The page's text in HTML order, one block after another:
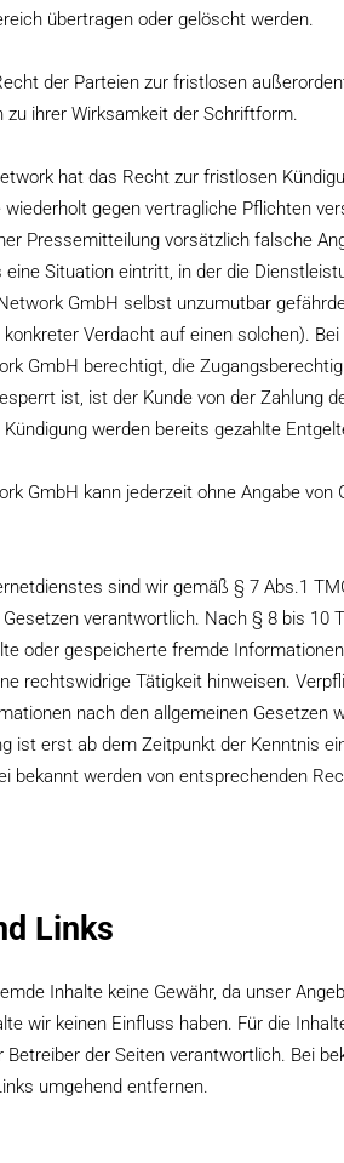
übertragen oder gelöscht werden.
der Parteien zur fristlosen
zu ihrer Wirksamkeit der Schriftform.
hat das Recht zur fristlosen
wiederholt gegen vertragliche Pflichten
Pressemitteilung vorsätzlich falsche
Situation eintritt, in der die
GmbH selbst unzumutbar
Verdacht auf einen solchen).
GmbH berechtigt, die
ist, ist der Kunde von der Zahlung
werden bereits gezahlte
GmbH kann jederzeit ohne Angabe von
sind wir gemäß § 7 Abs.1
verantwortlich. Nach § 8 bis 10
oder gespeicherte fremde
rechtswidrige Tätigkeit hinweisen.
nach den allgemeinen Gesetzen
ist erst ab dem Zeitpunkt der Kenntnis
bekannt werden von entsprechenden
Links
Inhalte keine Gewähr, da unser
wir keinen Einfluss haben. Für die
Betreiber der Seiten verantwortlich. Bei
umgehend entfernen.